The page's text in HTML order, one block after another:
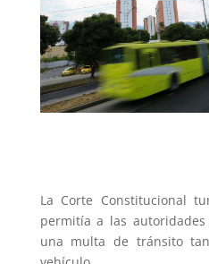
La Corte Constitucional
permitía a las
una multa de tránsito